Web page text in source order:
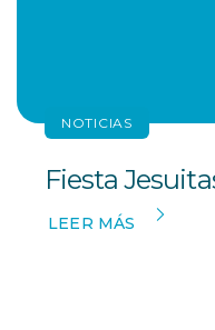
NOTICIAS
Fiesta
LEER MÁS